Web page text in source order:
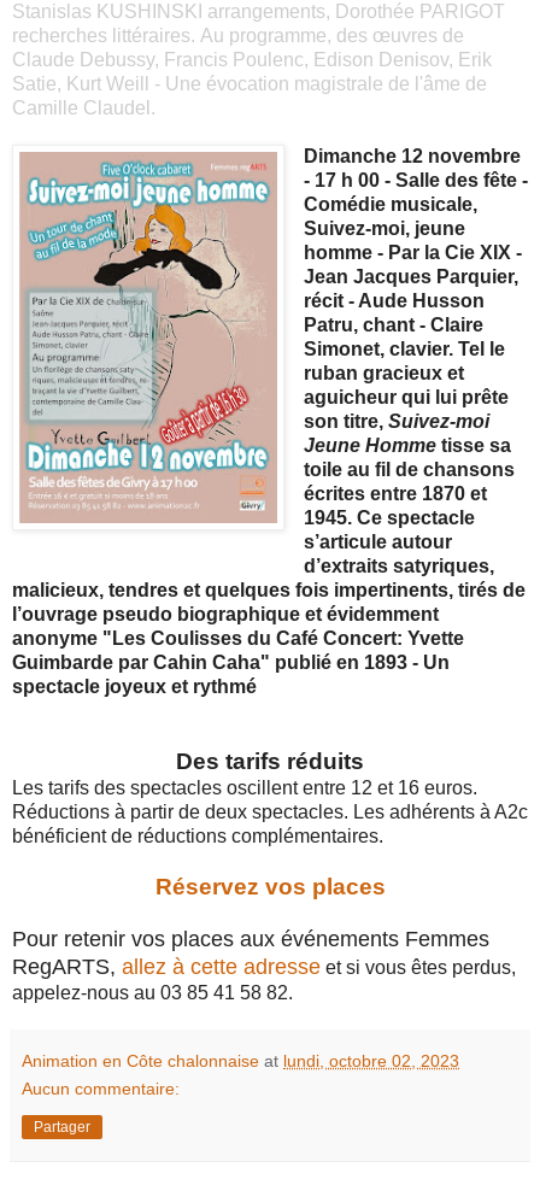
Stanislas KUSHINSKI arrangements, Dorothée PARIGOT
recherches littéraires. Au programme, des œuvres de
Claude Debussy, Francis Poulenc, Edison Denisov, Erik
Satie, Kurt Weill - Une évocation magistrale de l'âme de
Camille Claudel󠆌.
Dimanche 12 novembre
- 17 h 00 - Salle des fête-
Comédie musicale,
Suivez-moi, jeune
homme - Par la Cie XIX -
Jean Jacques Parquier,
récit - Aude Husson
Patru, chant - Claire
Simonet, clavier. Tel le
ruban gracieux et
aguicheur qui lui prête
son titre, Suivez-moi
Jeune Hommetisse sa
toile au fil de chansons
écrites entre 1870 et
1945. Ce spectacle
s’articule autour
d’extraits satyriques,
malicieux, tendres et quelques fois impertinents, tirés de
l’ouvrage pseudo biographique et évidemment
anonyme "Les Coulisses du Café Concert: Yvette
Guimbarde par Cahin Caha" publié en 1893 - Un
spectacle joyeux et rythmé 󠆌
Des tarifs réduits
Les tarifs des spectacles oscillent entre 12 et 16 euros.
Réductions à partir de deux spectacles. Les adhérents à A2c
bénéficient de réductions complémentaires.
Réservez vos places
Pour retenir vos places aux événements Femmes
RegARTS, allez à cette adresse et si vous êtes perdus,
appelez-nous au 03 85 41 58 82.
Animation en Côte chalonnaise at lundi, octobre 02, 2023
Aucun commentaire:
Partager